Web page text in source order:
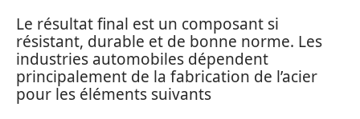
Le résultat final est un composant si
résistant, durable et de bonne norme. Les
industries automobiles dépendent
principalement de la fabrication de l’acier
pour les éléments suivants